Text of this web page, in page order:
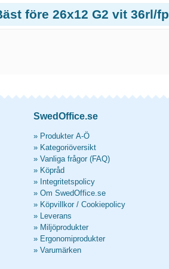
före 26x12 G2 vit 36rl/fp
SwedOffice.se
» Produkter A-Ö
» Kategoriöversikt
» Vanliga frågor (FAQ)
» Köpråd
» Integritetspolicy
» Om SwedOffice.se
» Köpvillkor / Cookiepolicy
» Leverans
» Miljöprodukter
» Ergonomiprodukter
» Varumärken